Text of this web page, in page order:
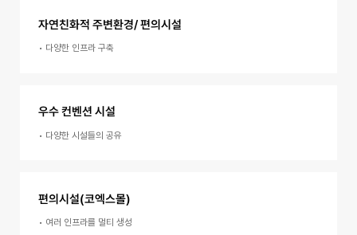
자연친화적 주변환경/ 편의시설
• 다양한 인프라 구축
우수 컨벤션 시설
• 다양한 시설들의 공유
편의시설(코엑스몰)
• 여러 인프라를 멀티 생성